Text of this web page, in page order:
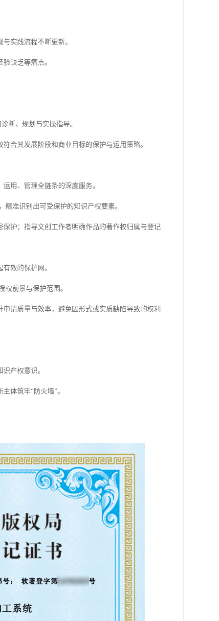
实践流程不断更新。
缺乏等痛点。
断、规划与实操指导。
合其发展阶段和商业目标的保护与运用策略。
用、管理全链条的深度服务。
准识别出可受保护的知识产权要素。
护；指导文创工作者明确作品的著作权归属与登记
效的保护网。
前景与保护范围。
请质量与效率，避免因形式或实质缺陷导致的权利
产权意识。
体筑牢“防火墙”。